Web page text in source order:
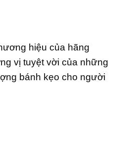
hiệu của hãng
vị tuyệt vời của những
bánh kẹo cho người